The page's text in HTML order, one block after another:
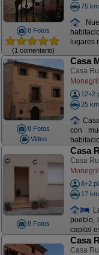
8 Fotos
(1 comentario)
75
lugares
8 Fotos
Video
Casa
Casa
12+2
25
con
8 Fotos
Casa
Casa
8+2
17
pueblo,
capital
Casa
Casa